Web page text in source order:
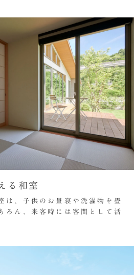
る和室
は、子供のお昼寝や洗濯物を畳
ろん、来客時には客間として活